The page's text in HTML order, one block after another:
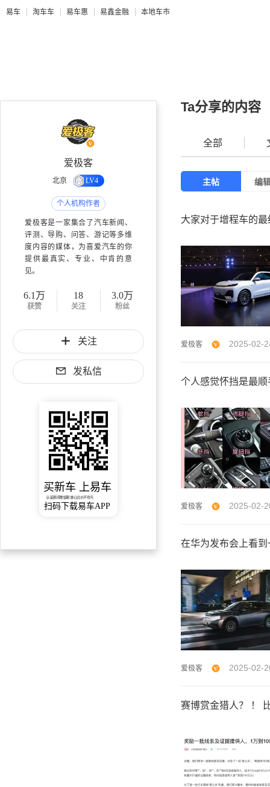
易车 淘车车 易车惠 易鑫金融 本地车市
爱极客
北京 LV4
个人机构作者
爱极客是一家集合了汽车新闻、
评测、导购、问答、游记等多维
度内容的媒体，为喜爱汽车的你
提供最真实、专业、中肯的意
见。
6.1万
获赞
18
关注
3.0万
粉丝
关注
发私信
买新车 上易车
认证顾问微信聊 放心比价不吃亏
扫码下载易车APP
Ta分享的内容
全部
主帖 编
大家对于增程车的
爱极客 2025-02-
个人感觉怀挡是最
爱极客 2025-02-
在华为发布会上看
爱极客 2025-02-
赛博赏金猎人？ ！